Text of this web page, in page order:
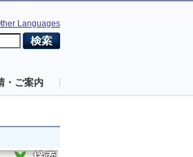
Languages
・ご案内